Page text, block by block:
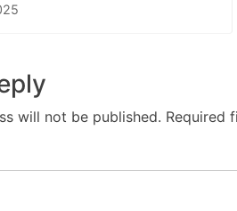
will not be published. Required